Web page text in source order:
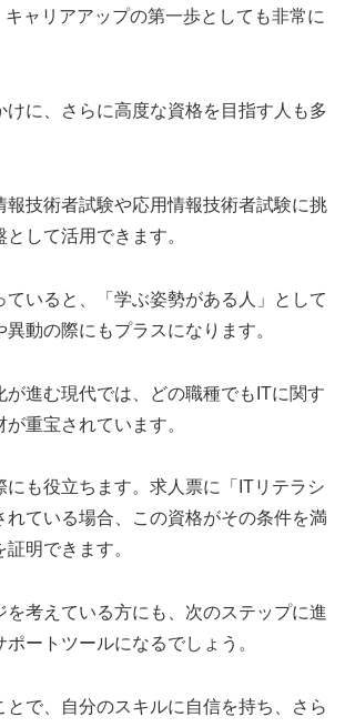
キャリアアップの第一歩としても非常に
けに、さらに高度な資格を目指す人も多
報技術者試験や応用情報技術者試験に挑
して活用できます。
ていると、「学ぶ姿勢がある人」として
動の際にもプラスになります。
が進む現代では、どの職種でもITに関す
重宝されています。
にも役立ちます。求人票に「ITリテラシ
れている場合、この資格がその条件を満
明できます。
を考えている方にも、次のステップに進
ートツールになるでしょう。
とで、自分のスキルに自信を持ち、さら